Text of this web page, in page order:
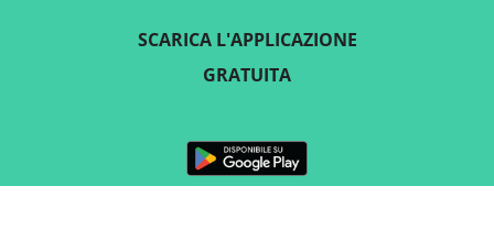
SCARICA L'APPLICAZIONE
GRATUITA